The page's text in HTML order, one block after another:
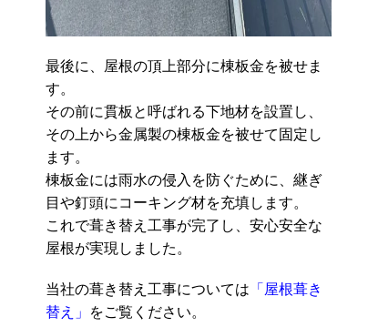
最後に、屋根の頂上部分に棟板金を被せま
す。
その前に貫板と呼ばれる下地材を設置し、
その上から金属製の棟板金を被せて固定し
ます。
棟板金には雨水の侵入を防ぐために、継ぎ
目や釘頭にコーキング材を充填します。
これで葺き替え工事が完了し、安心安全な
屋根が実現しました。
当社の葺き替え工事については 「屋根葺き
替え」 をご覧ください。